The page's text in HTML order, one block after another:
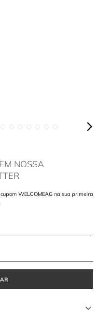
NOSSA
WELCOMEAG na sua primeira